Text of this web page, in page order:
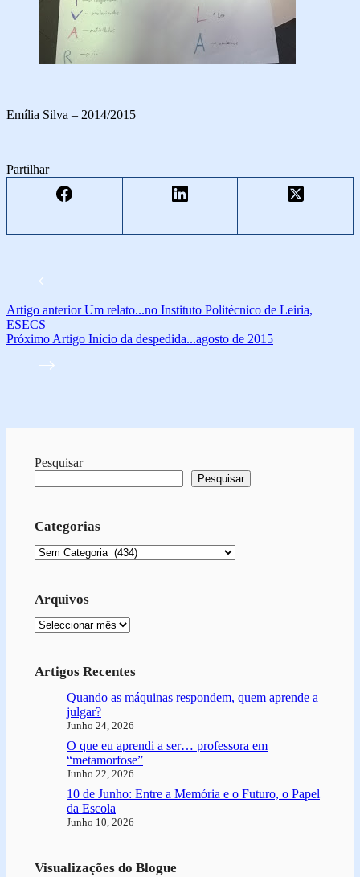
Emília Silva – 2014/2015
Partilhar
Artigo anteriorUm relato...no Instituto Politécnico de Leiria,
ESECS
Próximo Artigo Início da despedida...agosto de 2015
Pesquisar
Pesquisar
Categorias
Categorias
Arquivos
Arquivo
Artigos Recentes
Quando as máquinas respondem, quem aprende a
julgar?
Junho 24, 2026
O que eu aprendi a ser… professora em
“metamorfose”
Junho 22, 2026
10 de Junho: Entre a Memória e o Futuro, o Papel
da Escola
Junho 10, 2026
Visualizações do Blogue